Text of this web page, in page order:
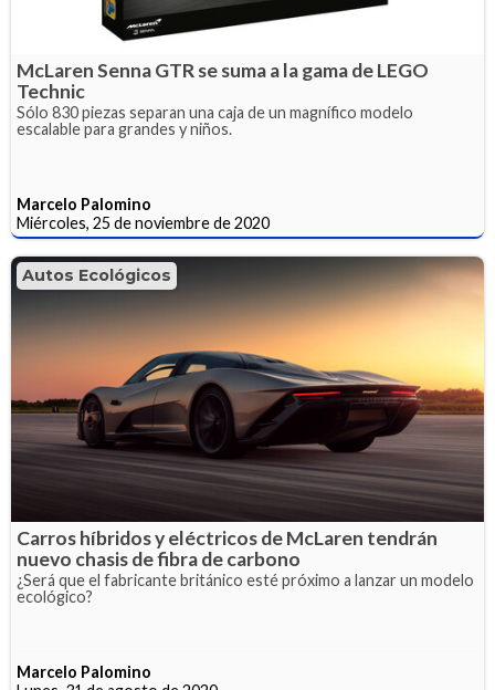
McLaren Senna GTR se suma a la gama de LEGO
Technic
Sólo 830 piezas separan una caja de un magnífico modelo
escalable para grandes y niños.
Marcelo Palomino
Miércoles, 25 de noviembre de 2020
Autos Ecológicos
Carros híbridos y eléctricos de McLaren tendrán
nuevo chasis de fibra de carbono
¿Será que el fabricante británico esté próximo a lanzar un modelo
ecológico?
Marcelo Palomino